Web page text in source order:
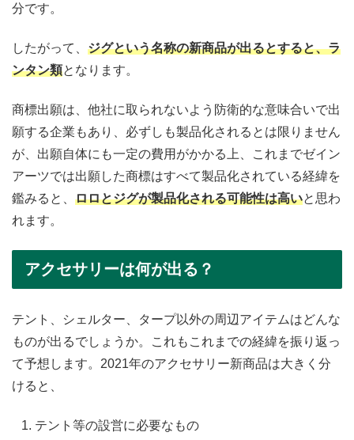
分です。
したがって、 ジグという名称の新商品が出るとすると、ラ
ンタン類となります。
商標出願は、他社に取られないよう防衛的な意味合いで出
願する企業もあり、必ずしも製品化されるとは限りません
が、出願自体にも一定の費用がかかる上、これまでゼイン
アーツでは出願した商標はすべて製品化されている経緯を
鑑みると、 ロロとジグが製品化される可能性は高いと思わ
れます。
アクセサリーは何が出る？
テント、シェルター、タープ以外の周辺アイテムはどんな
ものが出るでしょうか。これもこれまでの経緯を振り返っ
て予想します。2021年のアクセサリー新商品は大きく分
けると、
テント等の設営に必要なもの